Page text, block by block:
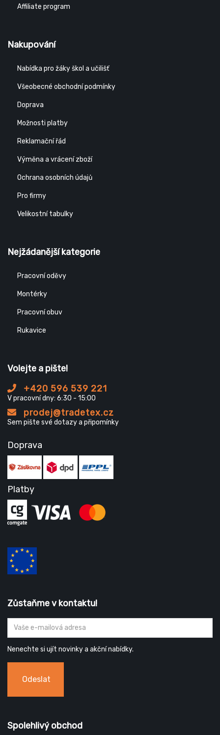
Affiliate program
Nakupování
Nabídka pro žáky škol a učilišť
Všeobecné obchodní podmínky
Doprava
Možnosti platby
Reklamační řád
Výměna a vrácení zboží
Ochrana osobních údajů
Pro firmy
Velikostní tabulky
Nejžádanější kategorie
Pracovní oděvy
Montérky
Pracovní obuv
Rukavice
Volejte a pište!
+420 596 539 221
V pracovní dny: 6:30 - 15:00
prodej@tradetex.cz
Sem pište své dotazy a připomínky
Doprava
Platby
Zůstaňme v kontaktu!
Nenechte si ujít novinky a akční nabídky.
Odeslat
Spolehlivý obchod